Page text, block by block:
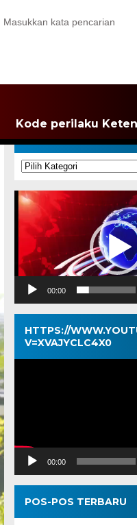
Kode perilaku
KATEGORI
Kategori
Pemutar
Video
00:00
HTTPS://
V=XVAJYCLC4X0
Pemutar
00:00
POS-POS TERBARU